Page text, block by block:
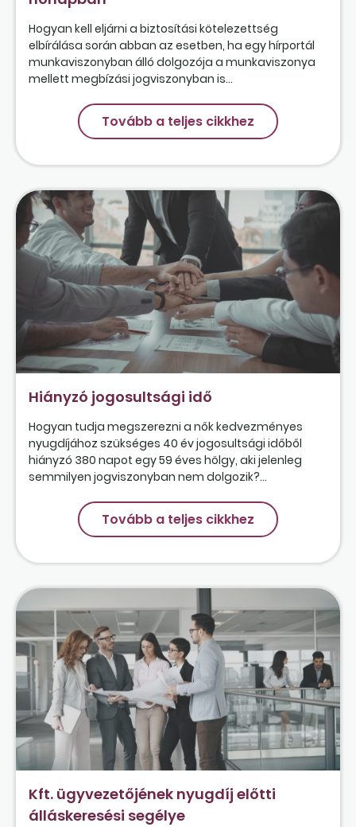
Hogyan kell eljárni a biztosítási kötelezettség
elbírálása során abban az esetben, ha egy hírportál
munkaviszonyban álló dolgozója a munkaviszonya
mellett megbízási jogviszonyban is...
Tovább a teljes cikkhez
Hiányzó jogosultsági idő
Hogyan tudja megszerezni a nők kedvezményes
nyugdíjához szükséges 40 év jogosultsági időből
hiányzó 380 napot egy 59 éves hölgy, aki jelenleg
semmilyen jogviszonyban nem dolgozik?...
Tovább a teljes cikkhez
Kft. ügyvezetőjének nyugdíj előtti
álláskeresési segélye